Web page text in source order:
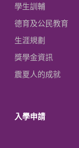
學生訓輔
德育及公民教育
生涯規劃
獎學金資訊
震夏人的成就
入學申請